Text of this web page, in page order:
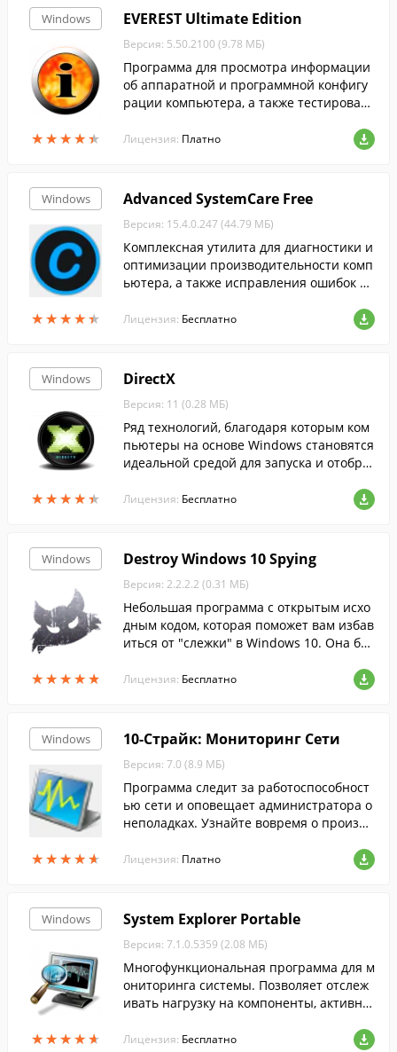
Windows
★★★★★
★★★★★
EVEREST Ultimate Edition
Версия: 5.50.2100 (9.78 МБ)
Программа для просмотра информации
об аппаратной и программной конфигу
рации компьютера, а также тестирован
Лицензия: Платно
Windows
★★★★★
★★★★★
Advanced SystemCare Free
Версия: 15.4.0.247 (44.79 МБ)
Комплексная утилита для диагностики и
оптимизации производительности комп
ьютера, а также исправления ошибок си
Лицензия: Бесплатно
Windows
★★★★★
★★★★★
DirectX
Версия: 11 (0.28 МБ)
Ряд технологий, благодаря которым ком
пьютеры на основе Windows становятся
идеальной средой для запуска и отобра
и мультимедиа....
Лицензия: Бесплатно
Windows
★★★★★
★★★★★
Destroy Windows 10 Spying
Версия: 2.2.2.2 (0.31 МБ)
Небольшая программа с открытым исхо
дным кодом, которая поможет вам избав
иться от "слежки" в Windows 10. Она бы
ры телеметрии, отвечающие за отслежи
Лицензия: Бесплатно
Windows
★★★★★
★★★★★
10-Страйк: Мониторинг Сети
Версия: 7.0 (8.9 МБ)
Программа следит за работоспособност
ью сети и оповещает администратора о
неполадках. Узнайте вовремя о произо
инимальными потерями времени.
Лицензия: Платно
Windows
★★★★★
★★★★★
System Explorer Portable
Версия: 7.1.0.5359 (2.08 МБ)
Многофункциональная программа для м
ониторинга системы. Позволяет отслеж
ивать нагрузку на компоненты, активны
ючения и пр....
Лицензия: Бесплатно